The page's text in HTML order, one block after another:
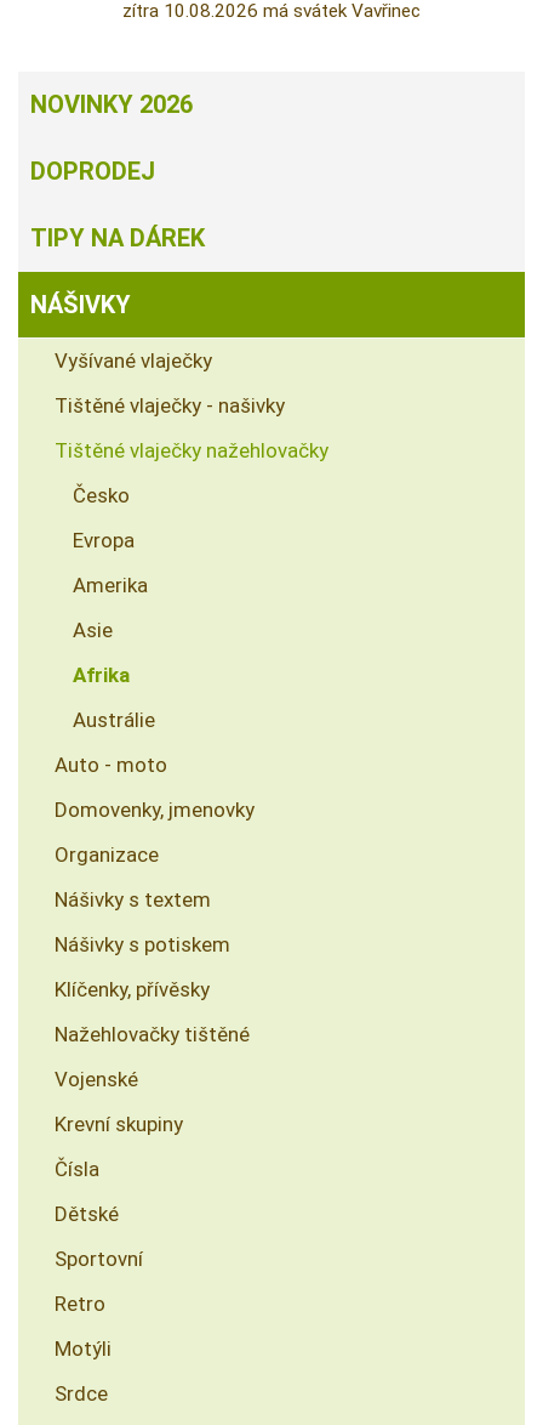
zítra 10.08.2026 má svátek Vavřinec
NOVINKY 2026
DOPRODEJ
TIPY NA DÁREK
NÁŠIVKY
Vyšívané vlaječky
Tištěné vlaječky - našivky
Tištěné vlaječky nažehlovačky
Česko
Evropa
Amerika
Asie
Afrika
Austrálie
Auto - moto
Domovenky, jmenovky
Organizace
Nášivky s textem
Nášivky s potiskem
Klíčenky, přívěsky
Nažehlovačky tištěné
Vojenské
Krevní skupiny
Čísla
Dětské
Sportovní
Retro
Motýli
Srdce